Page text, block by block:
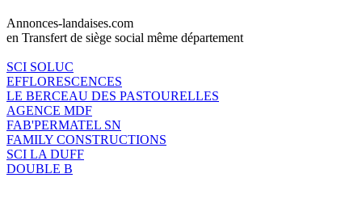
Annonces-landaises.com
en Transfert de siège social même département
SCI SOLUC
EFFLORESCENCES
LE BERCEAU DES PASTOURELLES
AGENCE MDF
FAB'PERMATEL SN
FAMILY CONSTRUCTIONS
SCI LA DUFF
DOUBLE B